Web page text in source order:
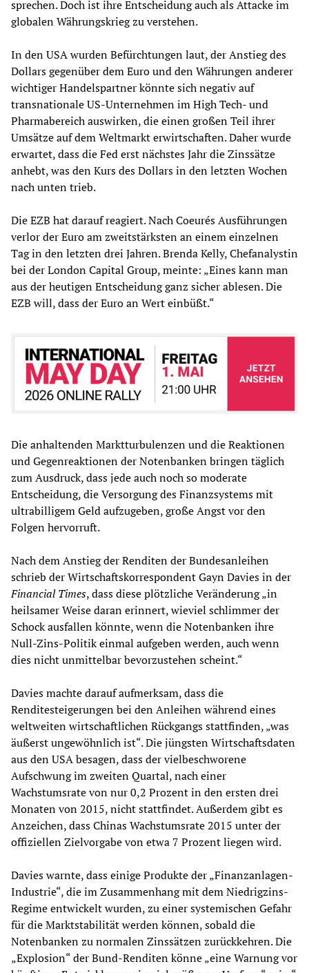
sprechen. Doch ist ihre Entscheidung auch als Attacke im
globalen Währungskrieg zu verstehen.
In den USA wurden Befürchtungen laut, der Anstieg des
Dollars gegenüber dem Euro und den Währungen anderer
wichtiger Handelspartner könnte sich negativ auf
transnationale US-Unternehmen im High Tech- und
Pharmabereich auswirken, die einen großen Teil ihrer
Umsätze auf dem Weltmarkt erwirtschaften. Daher wurde
erwartet, dass die Fed erst nächstes Jahr die Zinssätze
anhebt, was den Kurs des Dollars in den letzten Wochen
nach unten trieb.
Die EZB hat darauf reagiert. Nach Coeurés Ausführungen
verlor der Euro am zweitstärksten an einem einzelnen
Tag in den letzten drei Jahren. Brenda Kelly, Chefanalystin
bei der London Capital Group, meinte: „Eines kann man
aus der heutigen Entscheidung ganz sicher ablesen. Die
EZB will, dass der Euro an Wert einbüßt.“
Die anhaltenden Marktturbulenzen und die Reaktionen
und Gegenreaktionen der Notenbanken bringen täglich
zum Ausdruck, dass jede auch noch so moderate
Entscheidung, die Versorgung des Finanzsystems mit
ultrabilligem Geld aufzugeben, große Angst vor den
Folgen hervorruft.
Nach dem Anstieg der Renditen der Bundesanleihen
schrieb der Wirtschaftskorrespondent Gayn Davies in der
Financial Times, dass diese plötzliche Veränderung „in
heilsamer Weise daran erinnert, wieviel schlimmer der
Schock ausfallen könnte, wenn die Notenbanken ihre
Null-Zins-Politik einmal aufgeben werden, auch wenn
dies nicht unmittelbar bevorzustehen scheint.“
Davies machte darauf aufmerksam, dass die
Renditesteigerungen bei den Anleihen während eines
weltweiten wirtschaftlichen Rückgangs stattfinden, „was
äußerst ungewöhnlich ist“. Die jüngsten Wirtschaftsdaten
aus den USA besagen, dass der vielbeschworene
Aufschwung im zweiten Quartal, nach einer
Wachstumsrate von nur 0,2 Prozent in den ersten drei
Monaten von 2015, nicht stattfindet. Außerdem gibt es
Anzeichen, dass Chinas Wachstumsrate 2015 unter der
offiziellen Zielvorgabe von etwa 7 Prozent liegen wird.
Davies warnte, dass einige Produkte der „Finanzanlagen-
Industrie“, die im Zusammenhang mit dem Niedrigzins-
Regime entwickelt wurden, zu einer systemischen Gefahr
für die Marktstabilität werden können, sobald die
Notenbanken zu normalen Zinssätzen zurückkehren. Die
„Explosion“ der Bund-Renditen könne „eine Warnung vor